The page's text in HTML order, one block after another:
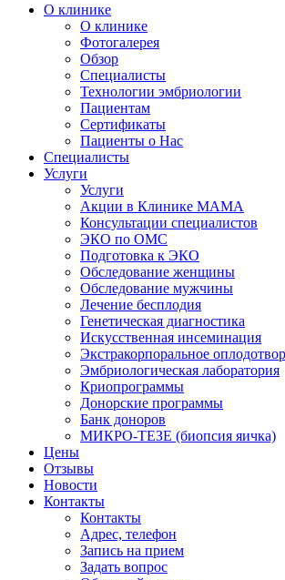
О клинике
О клинике
Фотогалерея
Обзор
Специалисты
Технологии эмбриологии
Пациентам
Сертификаты
Пациенты о Нас
Специалисты
Услуги
Услуги
Акции в Клинике МАМА
Консультации специалистов
ЭКО по ОМС
Подготовка к ЭКО
Обследование женщины
Обследование мужчины
Лечение бесплодия
Генетическая диагностика
Искусственная инсеминация
Экстракорпоральное
Эмбриологическая лаборатория
Криопрограммы
Донорские программы
Банк доноров
МИКРО-ТЕЗЕ (биопсия яичка)
Цены
Отзывы
Новости
Контакты
Контакты
Адрес, телефон
Запись на прием
Задать вопрос